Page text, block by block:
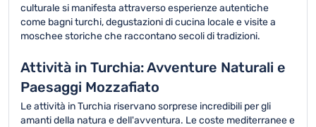
culturale si manifesta attraverso esperienze autentiche
come bagni turchi, degustazioni di cucina locale e visite a
moschee storiche che raccontano secoli di tradizioni.
Attività in Turchia: Avventure Naturali e
Paesaggi Mozzafiato
Le attività in Turchia riservano sorprese incredibili per gli
amanti della natura e dell'avventura. Le coste mediterranee e